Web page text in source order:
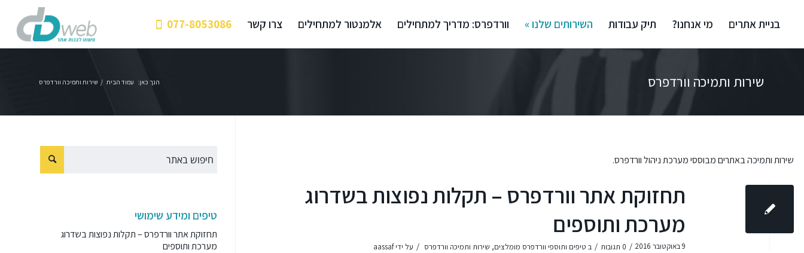
בניית אתרים מי אנחנו? תיק עבודות השירותים שלנו » וורדפרס: מדריך למתחילים אלמנטור למתחילים צרו קשר 077-8053086
שירות ותמיכה וורדפרס הנך כאן: עמוד הבית / שירות ותמיכה וורדפרס
שירות ותמיכה באתרים מבוססי מערכת ניהול וורדפרס.
תחזוקת אתר וורדפרס – תקלות נפוצות בשדרוג
מערכת ותוספים
9 באוקטובר 2016 / 0 תגובות / ב טיפים ותוספי וורדפרס מומלצים, שירות ותמיכה וורדפרס / על ידיaassaf
טיפים ומידע שימושי
תחזוקת אתר וורדפרס – תקלות נפוצות בשדרוג
מערכת ותוספים